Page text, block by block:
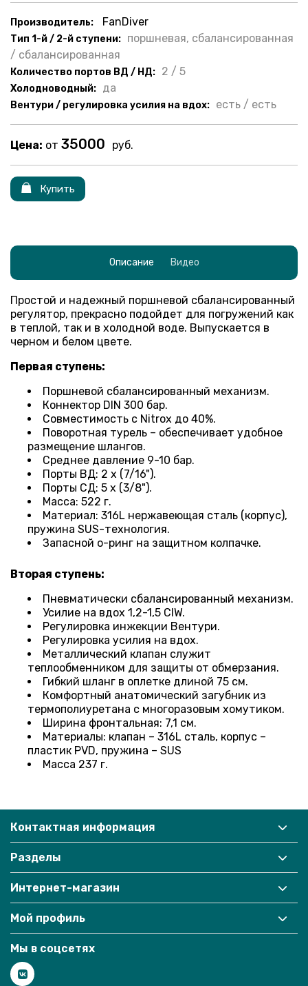
Производитель: FanDiver
Тип 1-й / 2-й ступени: поршневая, сбалансированная
/ сбалансированная
Количество портов ВД / НД: 2 / 5
Холодноводный: да
Вентури / регулировка усилия на вдох: есть / есть
Цена: от 35000 руб.
Купить
Описание Видео
Простой и надежный поршневой сбалансированный
регулятор, прекрасно подойдет для погружений как
в теплой, так и в холодной воде. Выпускается в
черном и белом цвете.
Первая ступень:
Поршневой сбалансированный механизм.
Коннектор DIN 300 бар.
Совместимость с Nitrox до 40%.
Поворотная турель – обеспечивает удобное
размещение шлангов.
Среднее давление 9-10 бар.
Порты ВД: 2 х (7/16").
Порты СД: 5 х (3/8").
Масса: 522 г.
Материал: 316L нержавеющая сталь (корпус),
пружина SUS-технология.
Запасной о-ринг на защитном колпачке.
Вторая ступень:
Пневматически сбалансированный механизм.
Усилие на вдох 1,2-1,5 CIW.
Регулировка инжекции Вентури.
Регулировка усилия на вдох.
Металлический клапан служит
теплообменником для защиты от обмерзания.
Гибкий шланг в оплетке длиной 75 см.
Комфортный анатомический загубник из
термополиуретана с многоразовым хомутиком.
Ширина фронтальная: 7,1 см.
Материалы: клапан – 316L сталь, корпус –
пластик PVD, пружина – SUS
Масса 237 г.
Контактная информация
Разделы
Интернет-магазин
Мой профиль
Мы в соцсетях